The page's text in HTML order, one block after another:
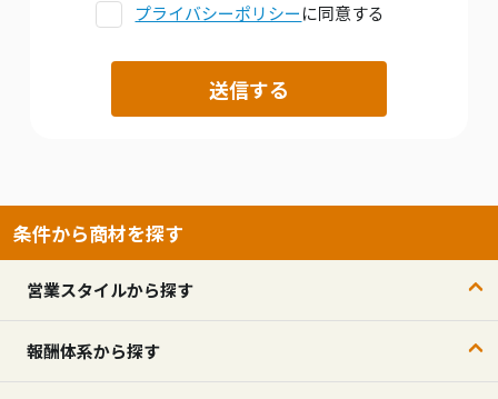
プライバシーポリシーに同意する
条件から商材を探す
営業スタイルから探す
報酬体系から探す